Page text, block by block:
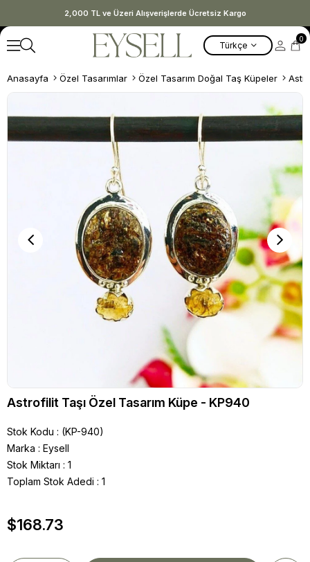
2,000 TL ve Üzeri Alışverişlerde Ücretsiz Kargo
Türkçe
0
Anasayfa Özel Tasarımlar Özel Tasarım Doğal Taş Küpeler
Astrofilit Taşı Özel Tasarım Küpe - KP940
Stok Kodu
(KP-940)
Marka : Eysell
Stok Miktarı : 1
Toplam Stok Adedi : 1
$168.73